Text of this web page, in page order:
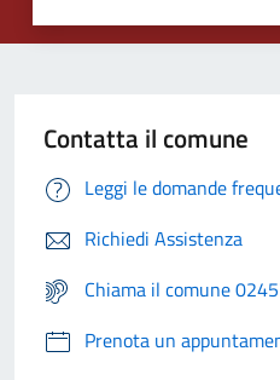
Contatta il comune
Leggi le domande
Richiedi Assistenza
Chiama il comune
Prenota un